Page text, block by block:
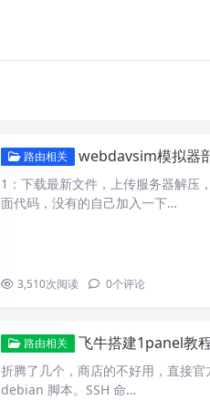
路由相关 webdavsim模拟器
1：下载最新文件，上传服务器解
面代码，没有的自己加入一下…
3,510次阅读 0个评论
路由相关 飞牛搭建1panel教
折腾了几个，商店的不好用，直接
debian 脚本。SSH 命…